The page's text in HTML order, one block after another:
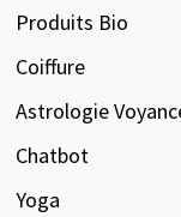
Produits Bio
Coiffure
Astrologie
Chatbot
Yoga